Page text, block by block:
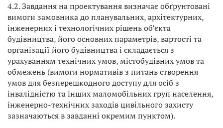
4.2. Завдання на проектування визначає обґрунтовані
вимоги замовника до планувальних, архітектурних,
інженерних і технологічних рішень об’єкта
будівництва, його основних параметрів, вартості та
організації його будівництва і складається з
урахуванням технічних умов, містобудівних умов та
обмежень (вимоги нормативів з питань створення
умов для безперешкодного доступу для осіб з
інвалідністю та інших маломобільних груп населення,
інженерно-технічних заходів цивільного захисту
зазначаються в завданні окремим пунктом).